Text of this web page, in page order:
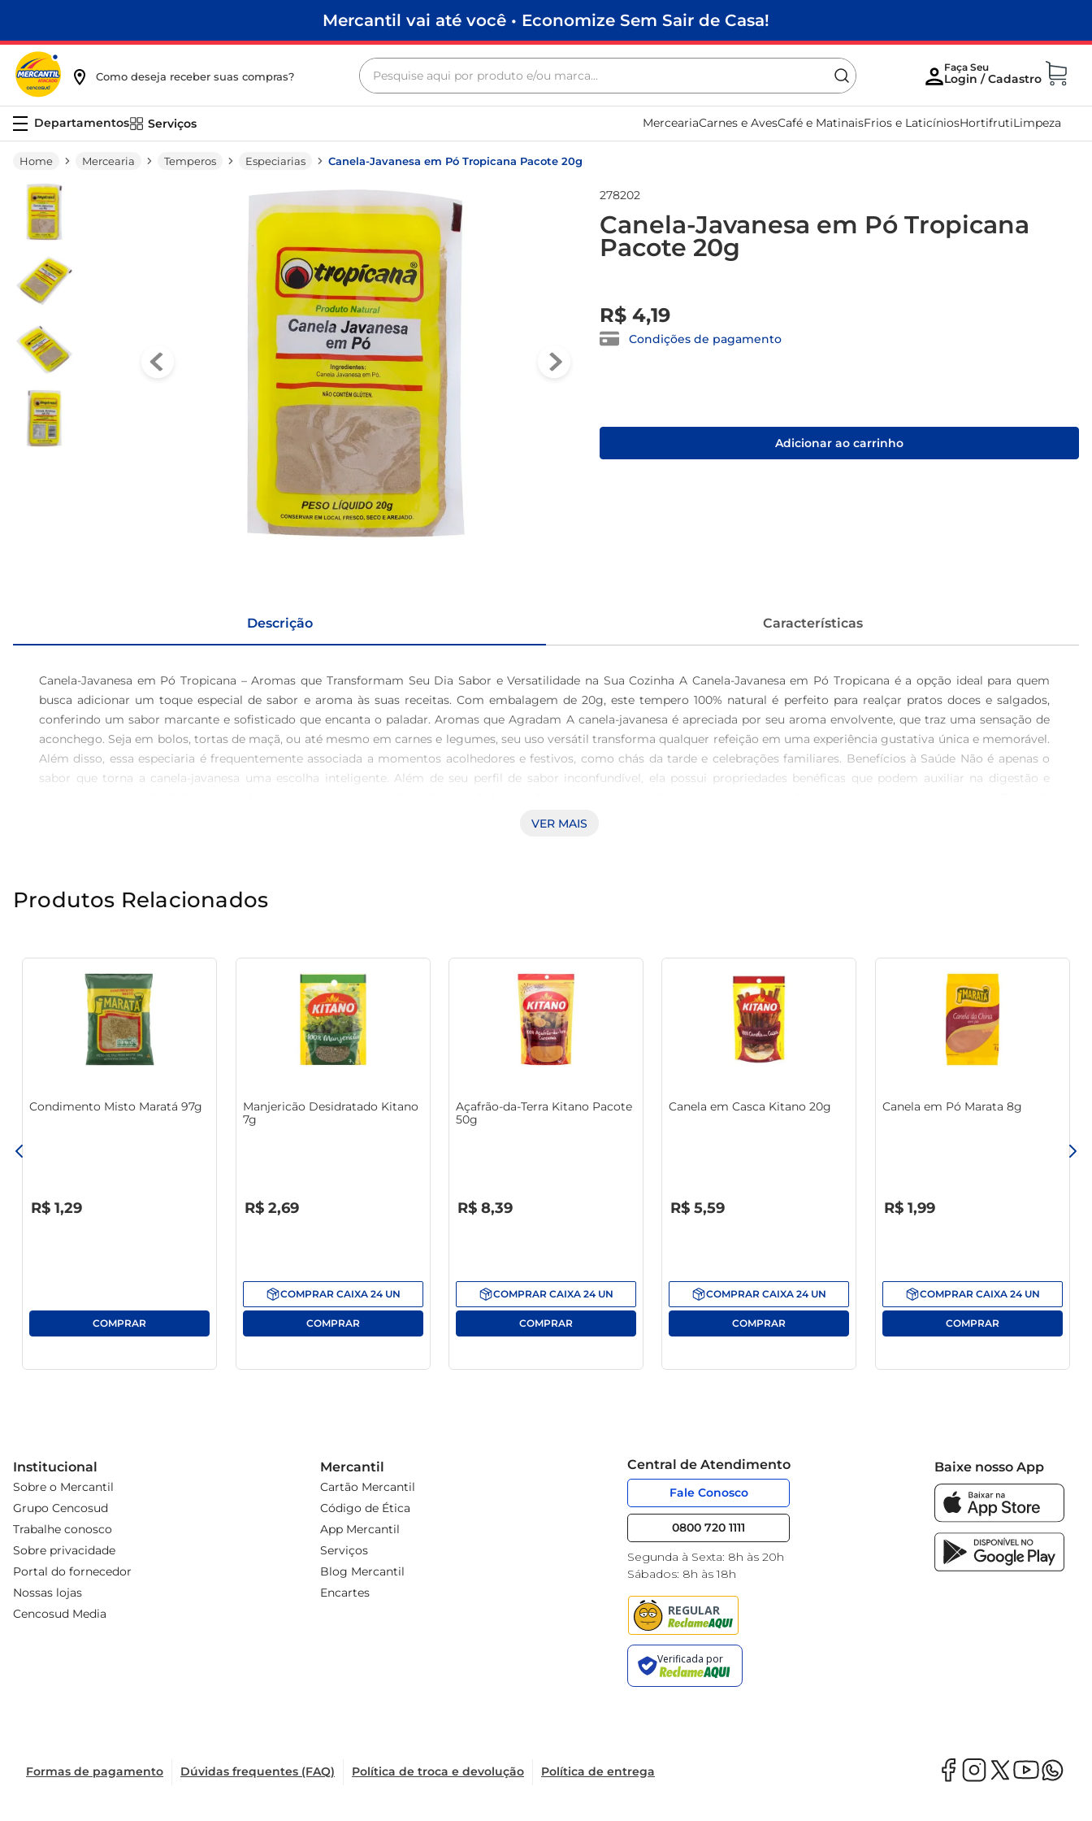
Mercantil vai até você • Economize Sem Sair de Casa!
Como deseja receber suas compras?
Pesquise aqui por produto e/ou marca...
Serviços MerceariaCarnes e AvesCafé e MatinaisFrios e LaticíniosHortifrutiLimpeza
Mercearia Temperos Especiarias Canela-Javanesa em Pó Tropicana Pacote 20g
278202
Canela-Javanesa em Pó Tropicana
Pacote 20g
R$ 4,19
Condições de pagamento
Adicionar ao carrinho
Descrição Características
Canela-Javanesa em Pó Tropicana – Aromas que Transformam Seu Dia Sabor e Versatilidade na Sua Cozinha A Canela-Javanesa em Pó Tropicana é a opção ideal para quem
busca adicionar um toque especial de sabor e aroma às suas receitas. Com embalagem de 20g, este tempero 100% natural é perfeito para realçar pratos doces e salgados,
conferindo um sabor marcante e sofisticado que encanta o paladar. Aromas que Agradam A canela-javanesa é apreciada por seu aroma envolvente, que traz uma sensação de
aconchego. Seja em bolos, tortas de maçã, ou até mesmo em carnes e legumes, seu uso versátil transforma qualquer refeição em uma experiência gustativa única e memorável.
Além disso, essa especiaria é frequentemente associada a momentos acolhedores e festivos, como chás da tarde e celebrações familiares. Benefícios à Saúde Não é apenas o
sabor que torna a canela-javanesa uma escolha inteligente. Além de seu perfil de sabor inconfundível, ela possui propriedades benéficas que podem auxiliar na digestão e
Uso Para aproveitar o melhor da Canela-Javanesa em Pó Tropicana, experimente polvilhar sobre frutas frescas, como bananas e peras, ou adicionar ao seu café ou chá para uma
VER MAIS
Produtos Relacionados
Condimento Misto Maratá 97g
R$ 1,29
Manjericão Desidratado Kitano
7g
R$ 2,69
COMPRAR CAIXA 24 UN
Açafrão-da-Terra Kitano Pacote
50g
R$ 8,39
COMPRAR CAIXA 24 UN
Canela em Casca Kitano 20g
R$ 5,59
COMPRARCAIXA 24 UN
Canela em Pó Marata 8g
R$ 1,99
COMPRAR CAIXA 24 UN
Institucional
Sobre o Mercantil
Grupo Cencosud
Trabalhe conosco
Sobre privacidade
Portal do fornecedor
Nossas lojas
Cencosud Media
Mercantil
Cartão Mercantil
Código de Ética
App Mercantil
Serviços
Blog Mercantil
Encartes
Central de Atendimento
Fale Conosco
0800 720 1111
Segunda à Sexta: 8h às 20h
Sábados: 8h às 18h
Baixe nosso App
Formas de pagamento Dúvidas frequentes (FAQ) Política de troca e devolução Política de entrega
papel higiênico
leite pó
feijão
leite condensado
café
sabão pó
macarrão